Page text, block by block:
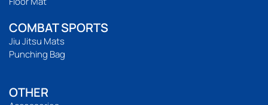
COMBAT SPORTS
Jiu Jitsu Mats
Punching Bag
OTHER